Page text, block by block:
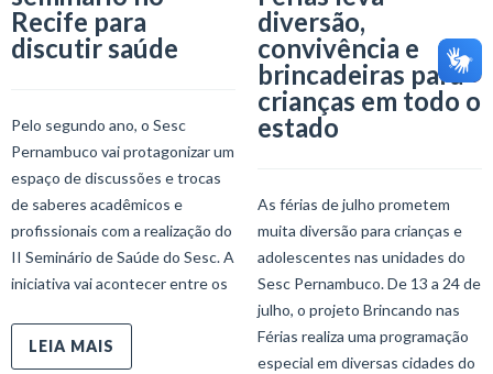
Recife para
discutir saúde
Pelo segundo ano, o Sesc
Pernambuco vai protagonizar um
espaço de discussões e trocas
de saberes acadêmicos e
profissionais com a realização do
II Seminário de Saúde do Sesc. A
iniciativa vai acontecer entre os
LEIA MAIS
diversão,
convivência e
brincadeiras para
crianças em todo o
estado
As férias de julho prometem
muita diversão para crianças e
adolescentes nas unidades do
Sesc Pernambuco. De 13 a 24 de
julho, o projeto Brincando nas
Férias realiza uma programação
especial em diversas cidades do